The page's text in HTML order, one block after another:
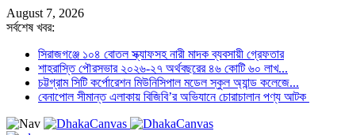
August 7, 2026
সর্বশেষ খবর:
সিরাজগঞ্জে ১০৪ বোতল স্ক্যাফসহ নারী মাদক ব্যবসায়ী গ্রেফতার
শাহরাস্তি পৌরসভার ২০২৬-২৭ অর্থবছরের ৪৬ কোটি ৬০ লাখ...
চট্টগ্রাম সিটি কর্পোরেশন মিউনিসিপাল মডেল স্কুল অ্যান্ড কলেজে...
বেনাপোল সীমান্ত এলাকায় বিজিবি’র অভিযানে চোরাচালান পণ্য আটক